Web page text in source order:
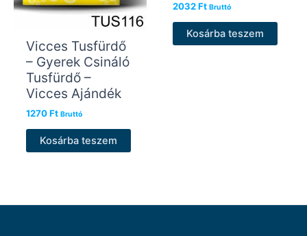
Vicces Tusfürdő
– Gyerek Csináló
Tusfürdő –
Vicces Ajándék
1270Ft Bruttó
Kosárba teszem
2032Ft Bruttó
Kosárba teszem